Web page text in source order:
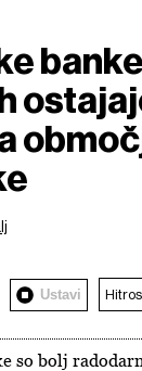
Ustavi
so bolj